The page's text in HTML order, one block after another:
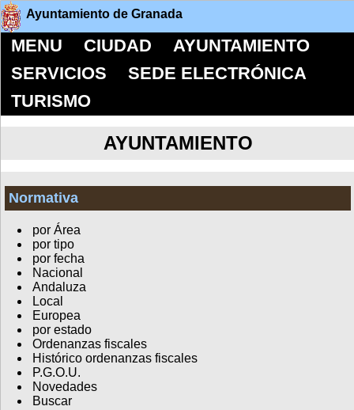
Ayuntamiento de Granada
MENU CIUDAD
AYUNTAMIENTO
SERVICIOS
SEDE ELECTRÓNICA
TURISMO
AYUNTAMIENTO
Normativa
por Área
por tipo
por fecha
Nacional
Andaluza
Local
Europea
por estado
Ordenanzas fiscales
Histórico ordenanzas fiscales
P.G.O.U.
Novedades
Buscar